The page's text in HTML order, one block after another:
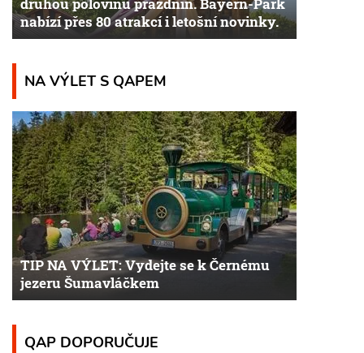
nabízí přes 80 atrakcí i letošní novinky.
NA VÝLET S QAPEM
TIP NA VÝLET: Vydejte se k Černému
jezeru Šumavláčkem
QAP DOPORUČUJE